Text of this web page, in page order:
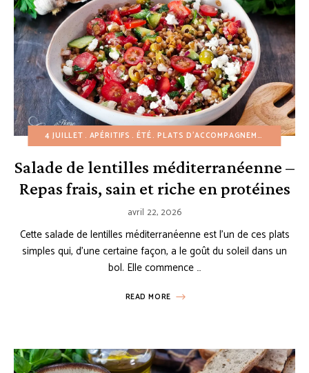
4 JUILLET APÉRITIFS ÉTÉ PLATS D'ACCOMPAGNEMENT
Salade de lentilles méditerranéenne –
Repas frais, sain et riche en protéines
avril 22, 2026
Cette salade de lentilles méditerranéenne est l’un de ces plats
simples qui, d’une certaine façon, a le goût du soleil dans un
bol. Elle commence …
READ MORE